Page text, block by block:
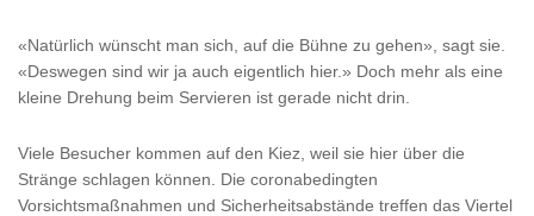
«Natürlich wünscht man sich, auf die Bühne zu gehen», sagt sie.
«Deswegen sind wir ja auch eigentlich hier.» Doch mehr als eine
kleine Drehung beim Servieren ist gerade nicht drin.
Viele Besucher kommen auf den Kiez, weil sie hier über die
Stränge schlagen können. Die coronabedingten
Vorsichtsmaßnahmen und Sicherheitsabstände treffen das Viertel